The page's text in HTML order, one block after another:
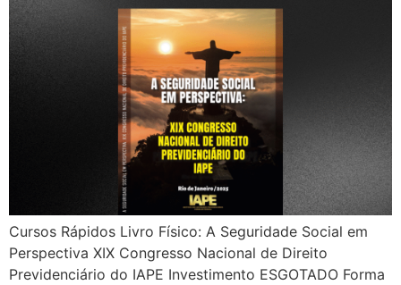
Cursos Rápidos Livro Físico: A Seguridade Social em
Perspectiva XIX Congresso Nacional de Direito
Previdenciário do IAPE Investimento ESGOTADO Forma